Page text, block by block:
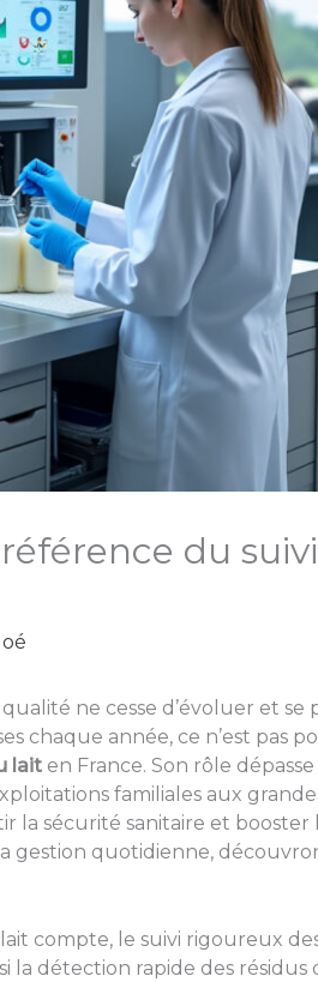
du
ne cesse d’évoluer et
chaque année, ce n’est pas
laiten France. Son rôle
familiales aux
la sécurité sanitaire et
gestion quotidienne,
compte, le suivi rigoureux
la détection rapide des